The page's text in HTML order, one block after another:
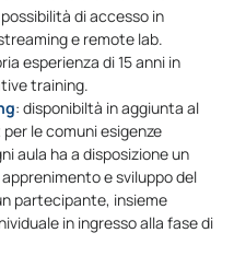
di accesso in
e remote lab.
esperienza di 15 anni in
training.
: disponibiltà in aggiunta al
le comuni esigenze
aula ha a disposizione un
e sviluppo del
partecipante, insieme
in ingresso alla fase di